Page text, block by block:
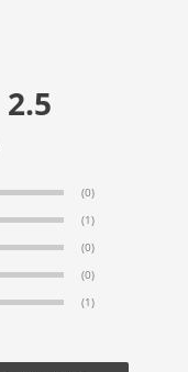
2.5
(0)
(1)
(0)
(0)
(1)